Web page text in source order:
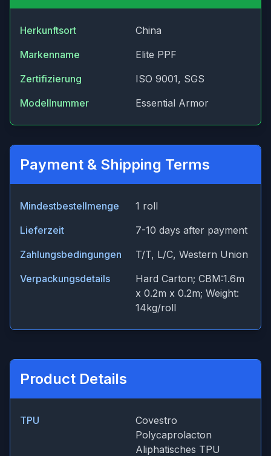
Herkunftsort
China
Markenname
Elite PPF
Zertifizierung
ISO 9001, SGS
Modellnummer
Essential Armor
Payment & Shipping Terms
Mindestbestellmenge
1 roll
Lieferzeit
7-10 days after payment
Zahlungsbedingungen
T/T, L/C, Western Union
Verpackungsdetails
Hard Carton; CBM:1.6m
x 0.2m x 0.2m; Weight:
14kg/roll
Product Details
TPU
Covestro
Polycaprolacton
Aliphatisches TPU